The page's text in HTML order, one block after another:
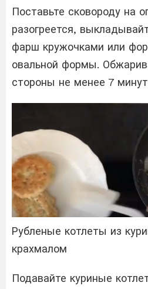
Поставьте сковороду на
разогреется,
фарш кружочками или
овальной формы.
стороны не менее 7
Рубленые котлеты из
крахмалом
Подавайте куриные